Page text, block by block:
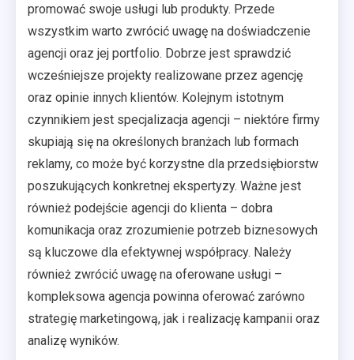
promować swoje usługi lub produkty. Przede
wszystkim warto zwrócić uwagę na doświadczenie
agencji oraz jej portfolio. Dobrze jest sprawdzić
wcześniejsze projekty realizowane przez agencję
oraz opinie innych klientów. Kolejnym istotnym
czynnikiem jest specjalizacja agencji – niektóre firmy
skupiają się na określonych branżach lub formach
reklamy, co może być korzystne dla przedsiębiorstw
poszukujących konkretnej ekspertyzy. Ważne jest
również podejście agencji do klienta – dobra
komunikacja oraz zrozumienie potrzeb biznesowych
są kluczowe dla efektywnej współpracy. Należy
również zwrócić uwagę na oferowane usługi –
kompleksowa agencja powinna oferować zarówno
strategię marketingową, jak i realizację kampanii oraz
analizę wyników.